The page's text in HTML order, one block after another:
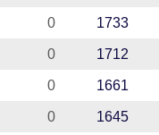
0 1733
0 1712
0 1661
0 1645